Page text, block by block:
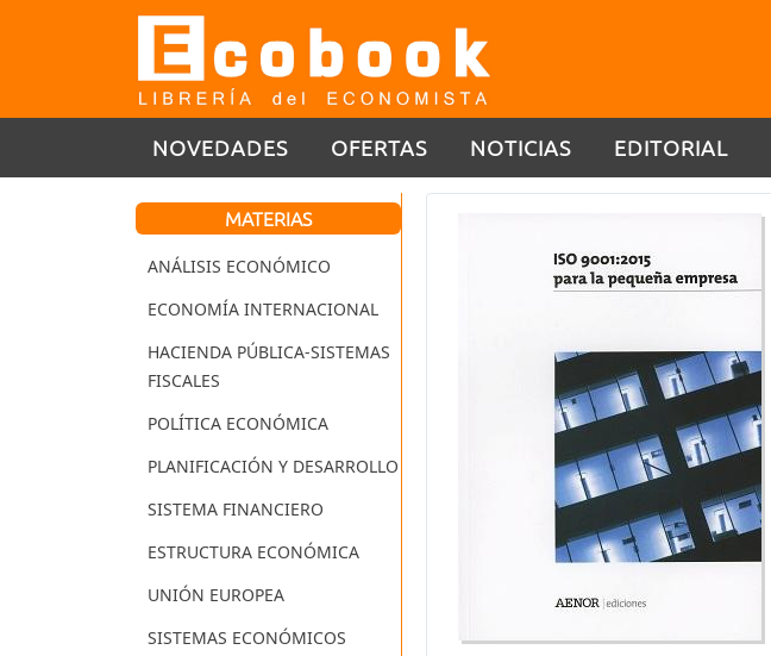
NOVEDADES OFERTAS NOTICIAS EDITORIAL
MATERIAS
ANÁLISIS ECONÓMICO
ECONOMÍA INTERNACIONAL
HACIENDA PÚBLICA-SISTEMAS
FISCALES
POLÍTICA ECONÓMICA
PLANIFICACIÓN Y DESARROLLO
SISTEMA FINANCIERO
ESTRUCTURA ECONÓMICA
UNIÓN EUROPEA
SISTEMAS ECONÓMICOS